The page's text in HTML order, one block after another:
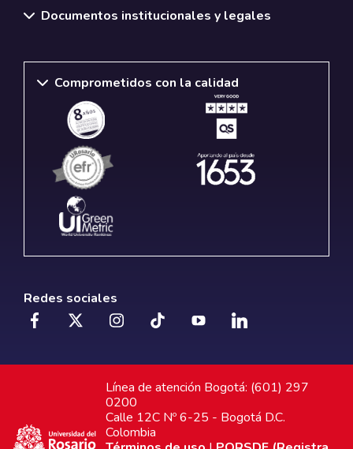
Documentos institucionales y legales
Comprometidos con la calidad
Redes sociales
Línea de atención Bogotá: (601) 297
0200
Calle 12C Nº 6-25 - Bogotá D.C.
Colombia